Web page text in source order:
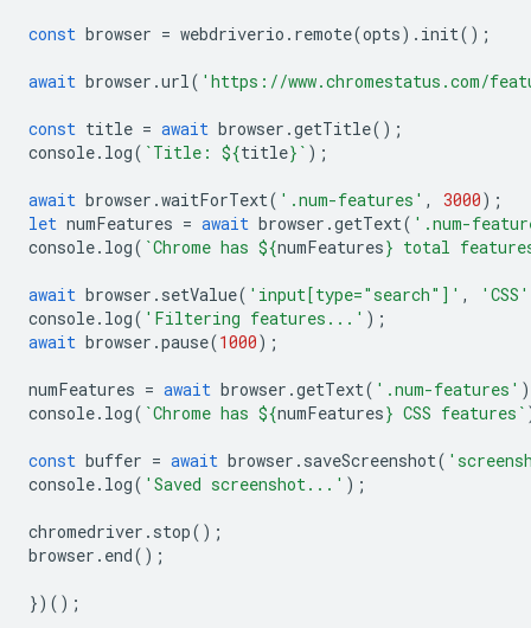
const browser = webdriverio . remote(opts). init();
await browser .url( 'https://www.chromestatus.com/
const title = await browser .getTitle();
console. log( `Title: ${title} ` );
await browser .waitForText( '.num-features' , 3000);
let numFeatures = await browser .getText( '.num-
console. log( `Chrome has ${numFeatures} total
await browser . setValue( 'input[type="search"]' , 'CSS'
console. log( 'Filtering features...' );
await browser .pause(1000);
numFeatures = await browser .getText( '.num-features'
console. log( `Chrome has ${numFeatures} CSS features`
const buffer = await browser . saveScreenshot(
console. log( 'Saved screenshot...' );
chromedriver . stop();
browser . end();
})();